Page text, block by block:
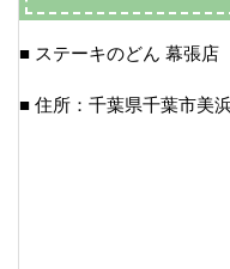
■ ステーキのどん 幕張店
■ 住所：千葉県千葉市美